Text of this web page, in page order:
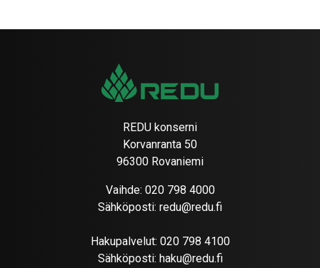
REDU konserni
Korvanranta 50
96300 Rovaniemi
Vaihde: 020 798 4000
Sähköposti: redu@redu.fi
Hakupalvelut: 020 798 4100
Sähköposti: haku@redu.fi